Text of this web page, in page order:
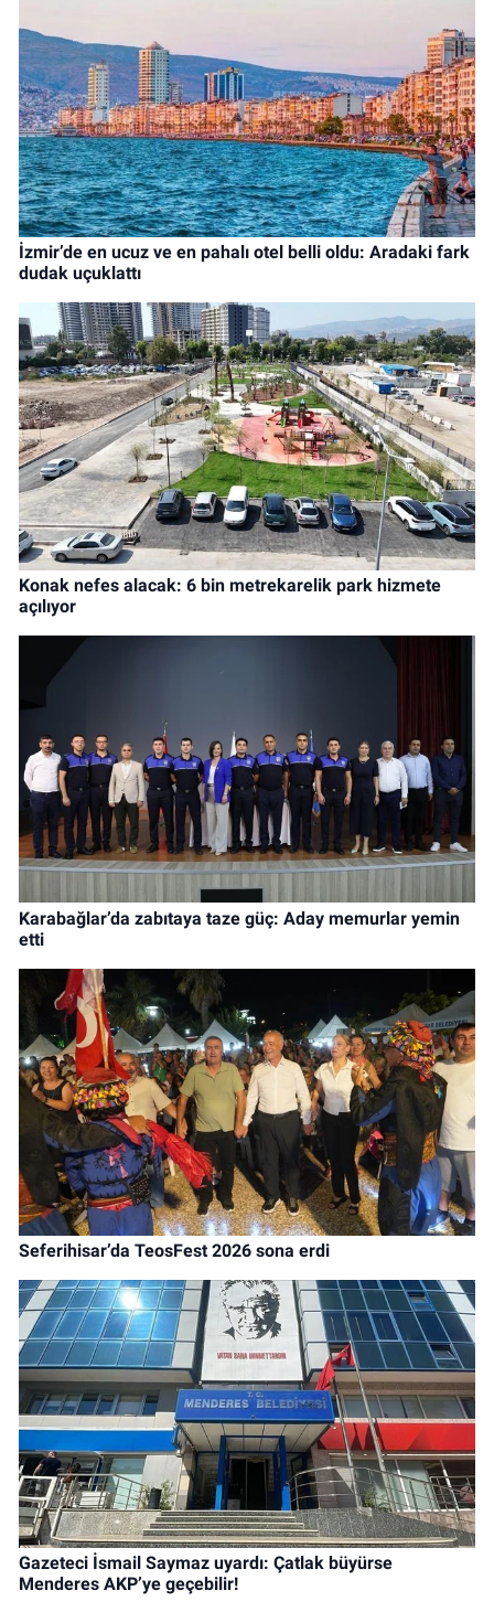
İzmir’de en ucuz ve en pahalı otel belli oldu: Aradaki fark
dudak uçuklattı
Konak nefes alacak: 6 bin metrekarelik park hizmete
açılıyor
Karabağlar’da zabıtaya taze güç: Aday memurlar yemin
etti
Seferihisar’da TeosFest 2026 sona erdi
Gazeteci İsmail Saymaz uyardı: Çatlak büyürse
Menderes AKP’ye geçebilir!